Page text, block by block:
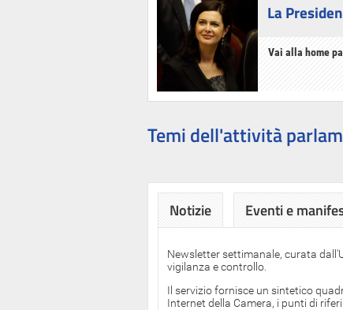
La
Vai alla home
Temi dell'attività
Notizie Eventi e
Newsletter settimanale, curata
vigilanza e controllo.
Il servizio fornisce un sintetico
Internet della Camera, i punti di